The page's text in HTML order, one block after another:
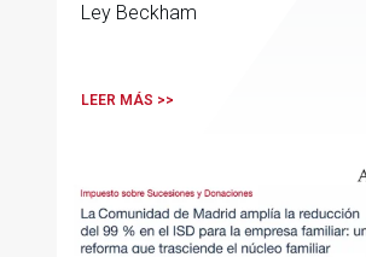
Ley Beckham
LEER MÁS >>